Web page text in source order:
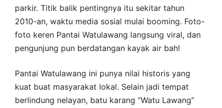
parkir. Titik balik pentingnya itu sekitar tahun
2010-an, waktu media sosial mulai booming. Foto-
foto keren Pantai Watulawang langsung viral, dan
pengunjung pun berdatangan kayak air bah!
Pantai Watulawang ini punya nilai historis yang
kuat buat masyarakat lokal. Selain jadi tempat
berlindung nelayan, batu karang “Watu Lawang”